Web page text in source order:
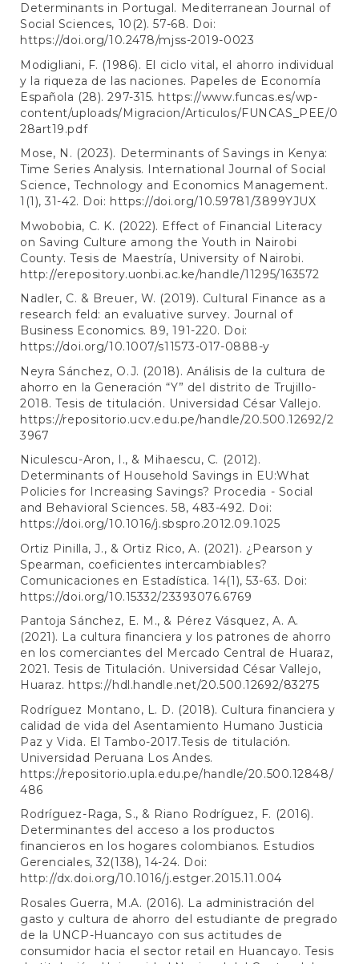
Determinants in Portugal. Mediterranean Journal of
Social Sciences, 10(2). 57-68. Doi:
https://doi.org/10.2478/mjss-2019-0023
Modigliani, F. (1986). El ciclo vital, el ahorro individual
y la riqueza de las naciones. Papeles de Economía
Española (28). 297-315. https://www.funcas.es/wp-
content/uploads/Migracion/Articulos/FUNCAS_PEE/0
28art19.pdf
Mose, N. (2023). Determinants of Savings in Kenya:
Time Series Analysis. International Journal of Social
Science, Technology and Economics Management.
1(1), 31-42. Doi: https://doi.org/10.59781/3899YJUX
Mwobobia, C. K. (2022). Effect of Financial Literacy
on Saving Culture among the Youth in Nairobi
County. Tesis de Maestría, University of Nairobi.
http://erepository.uonbi.ac.ke/handle/11295/163572
Nadler, C. & Breuer, W. (2019). Cultural Finance as a
research feld: an evaluative survey. Journal of
Business Economics. 89, 191-220. Doi:
https://doi.org/10.1007/s11573-017-0888-y
Neyra Sánchez, O.J. (2018). Análisis de la cultura de
ahorro en la Generación “Y” del distrito de Trujillo-
2018. Tesis de titulación. Universidad César Vallejo.
https://repositorio.ucv.edu.pe/handle/20.500.12692/2
3967
Niculescu-Aron, I., & Mihaescu, C. (2012).
Determinants of Household Savings in EU:What
Policies for Increasing Savings? Procedia - Social
and Behavioral Sciences. 58, 483-492. Doi:
https://doi.org/10.1016/j.sbspro.2012.09.1025
Ortiz Pinilla, J., & Ortiz Rico, A. (2021). ¿Pearson y
Spearman, coeficientes intercambiables?
Comunicaciones en Estadística. 14(1), 53-63. Doi:
https://doi.org/10.15332/23393076.6769
Pantoja Sánchez, E. M., & Pérez Vásquez, A. A.
(2021). La cultura financiera y los patrones de ahorro
en los comerciantes del Mercado Central de Huaraz,
2021. Tesis de Titulación. Universidad César Vallejo,
Huaraz. https://hdl.handle.net/20.500.12692/83275
Rodríguez Montano, L. D. (2018). Cultura financiera y
calidad de vida del Asentamiento Humano Justicia
Paz y Vida. El Tambo-2017.Tesis de titulación.
Universidad Peruana Los Andes.
https://repositorio.upla.edu.pe/handle/20.500.12848/
486
Rodríguez-Raga, S., & Riano Rodríguez, F. (2016).
Determinantes del acceso a los productos
financieros en los hogares colombianos. Estudios
Gerenciales, 32(138), 14-24. Doi:
http://dx.doi.org/10.1016/j.estger.2015.11.004
Rosales Guerra, M.A. (2016). La administración del
gasto y cultura de ahorro del estudiante de pregrado
de la UNCP-Huancayo con sus actitudes de
consumidor hacia el sector retail en Huancayo. Tesis